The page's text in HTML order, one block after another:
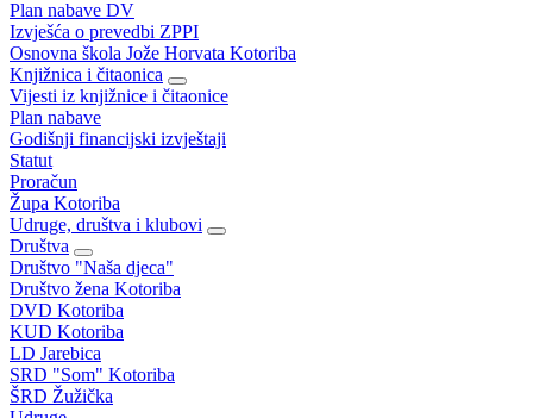
Plan nabave DV
Izvješća o prevedbi ZPPI
Osnovna škola Jože Horvata Kotoriba
Knjižnica i čitaonica
Vijesti iz knjižnice i čitaonice
Plan nabave
Godišnji financijski izvještaji
Statut
Proračun
Župa Kotoriba
Udruge, društva i klubovi
Društva
Društvo "Naša djeca"
Društvo žena Kotoriba
DVD Kotoriba
KUD Kotoriba
LD Jarebica
SRD "Som" Kotoriba
ŠRD Žužička